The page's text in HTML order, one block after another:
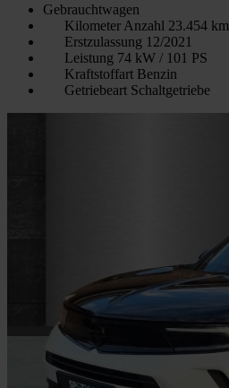
Gebrauchtwagen
Kilometer Anzahl 23.454 km
Erstzulassung 12/2021
Leistung 74 kW / 101 PS
Kraftstoffart Benzin
Getriebeart Schaltgetriebe